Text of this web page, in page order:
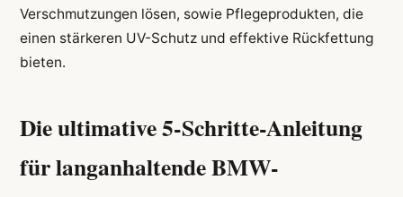
Verschmutzungen lösen, sowie Pflegeprodukten, die
einen stärkeren UV-Schutz und effektive Rückfettung
bieten.
Die ultimative 5-Schritte-Anleitung
für langanhaltende BMW-